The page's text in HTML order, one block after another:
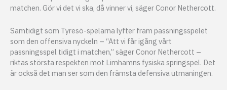
matchen. Gör vi det vi ska, då vinner vi, säger Conor Nethercott.
Samtidigt som Tyresö-spelarna lyfter fram passningsspelet
som den offensiva nyckeln – “Att vi får igång vårt
passningsspel tidigt i matchen,” säger Conor Nethercott –
riktas största respekten mot Limhamns fysiska springspel. Det
är också det man ser som den främsta defensiva utmaningen.